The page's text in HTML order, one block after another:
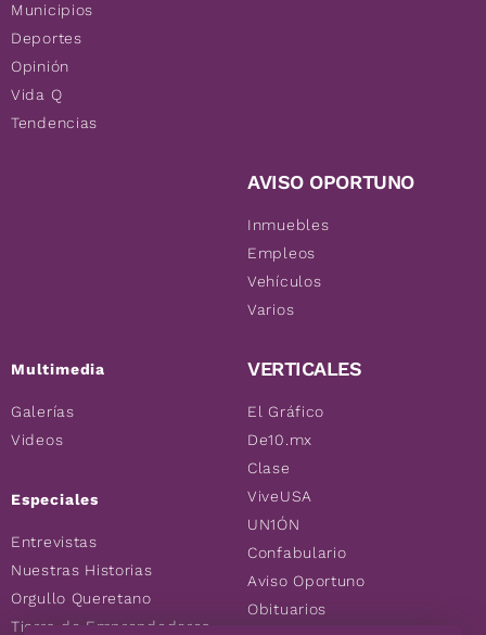
Municipios
Deportes
Opinión
Vida Q
Tendencias
Multimedia
Galerías
Videos
Especiales
Entrevistas
Nuestras Historias
Orgullo Queretano
Tierra de Emprendedores
AVISO OPORTUNO
Inmuebles
Empleos
Vehículos
Varios
VERTICALES
El Gráfico
De10.mx
Clase
ViveUSA
UN1ÓN
Confabulario
Aviso Oportuno
Obituarios